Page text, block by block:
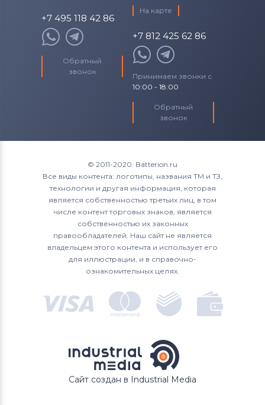
+7 495 118 42 86
Обратный
звонок
На карте
+7 812 425 62 86
Принимаем звонки с
10:00 - 18:00
Обратный
звонок
© 2011-2020. Batterion.ru
Все виды контента: логотипы, названия ТМ и ТЗ,
технологии и другая информация, которая
является собственностью третьих лиц, в том
числе контент торговых знаков, является
собственностью их законных
правообладателей. Наш сайт не является
владельцем этого контента и использует его
для иллюстрации, и в справочно-
ознакомительных целях.
Сайт создан в Industrial Media